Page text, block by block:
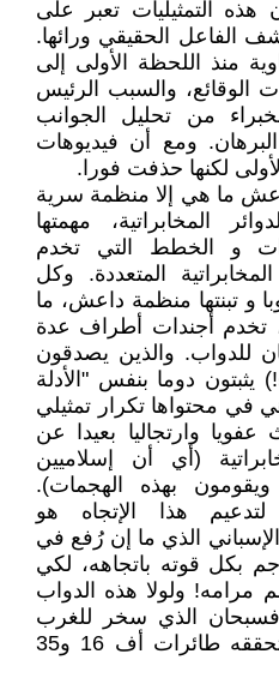
التمثيليات تعبر على
الفاعل الحقيقي ورائها.
منذ اللحظة الأولى إلى
الوقائع، والسبب الرئيس
من تحليل الجوانب
البرهان. ومع أن فيديوهات
لكنها حذفت فورا.
ما هي إلا منظمة سرية
المخابراتية، مهمتها
و الخطط التي تخدم
المتعددة. وكل
و تبنتها منظمة داعش، ما
تخدم أجندات أطراف عدة
للدواب. والذين يصدقون
يثبتون دوما بنفس "الأدلة
في محتواها تكرار تمثيلي
وارتجاليا بعيدا عن
(أي أن إسلاميين
بهذه الهجمات).
لتدعيم هذا الإتجاه هو
الذي ما إن رُفع في
بكل قوته باتجاهه، لكي
مرامه! ولولا هذه الدواب
فسبحان الذي سخر للغرب
الإسلاموية يحقق بها ما لا تحققه طائرات أف 16 و35